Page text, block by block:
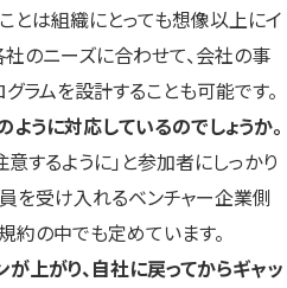
とは組織にとっても想像以上にイ
社のニーズに合わせて、会社の事
ラムを設計することも可能です。
うに対応しているのでしょうか。
するように」と参加者にしっかり
を受け入れるベンチャー企業側
約の中でも定めています。
上がり、自社に戻ってからギャッ